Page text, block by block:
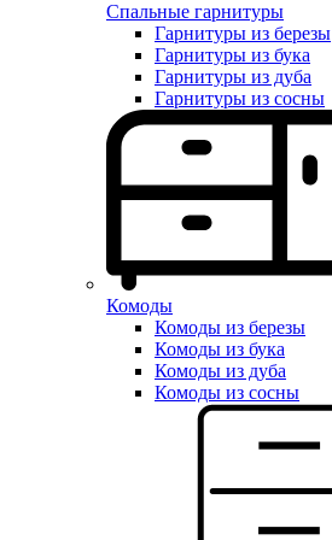
Спальные гарнитуры
Гарнитуры из березы
Гарнитуры из бука
Гарнитуры из дуба
Гарнитуры из сосны
Комоды
Комоды из березы
Комоды из бука
Комоды из дуба
Комоды из сосны